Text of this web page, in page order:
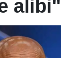
alibi"